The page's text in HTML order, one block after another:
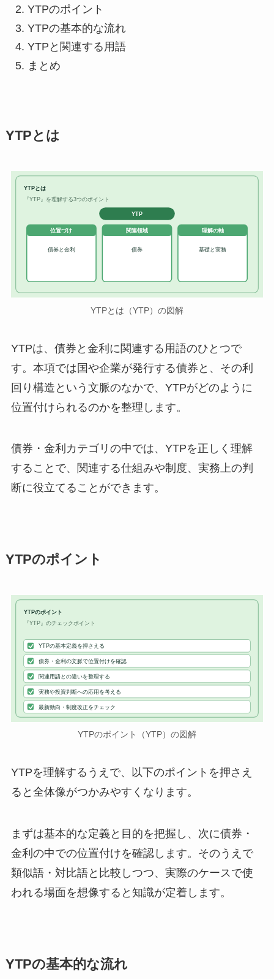
YTPのポイント
YTPの基本的な流れ
YTPと関連する用語
まとめ
YTPとは
YTPとは
『YTP』を理解する3つのポイント
YTP
位置づけ
債券と金利
関連領域
債券
理解の軸
基礎と実務
YTPとは（YTP）の図解
YTPは、債券と金利に関連する用語のひとつで
す。本項では国や企業が発行する債券と、その利
回り構造という文脈のなかで、YTPがどのように
位置付けられるのかを整理します。
債券・金利カテゴリの中では、YTPを正しく理解
することで、関連する仕組みや制度、実務上の判
断に役立てることができます。
YTPのポイント
YTPのポイント
『YTP』のチェックポイント
YTPの基本定義を押さえる
債券・金利の文脈で位置付けを確認
関連用語との違いを整理する
実務や投資判断への応用を考える
最新動向・制度改正をチェック
YTPのポイント（YTP）の図解
YTPを理解するうえで、以下のポイントを押さえ
ると全体像がつかみやすくなります。
まずは基本的な定義と目的を把握し、次に債券・
金利の中での位置付けを確認します。そのうえで
類似語・対比語と比較しつつ、実際のケースで使
われる場面を想像すると知識が定着します。
YTPの基本的な流れ